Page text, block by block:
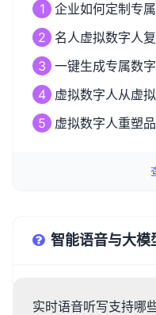
1
企业如何定制专
2
名人虚拟数字人
3 一键生成专属数
4 虚拟数字人从虚
5
虚拟数字人重塑
智能语音与大模
实时语音听写支持哪